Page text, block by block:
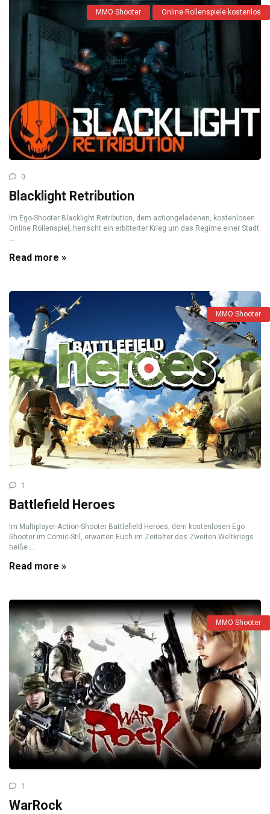
MMO Shooter Online Rollenspiele kostenlos
0
Blacklight Retribution
Im Ego-Shooter Blacklight Retribution, dem actiongeladenen, kostenlosen
Online Rollenspiel, herrscht ein erbitterter Krieg um das Regime einer Stadt.
...
Read more »
MMO Shooter
1
Battlefield Heroes
Im Multiplayer-Action-Shooter Battlefield Heroes, dem kostenlosen Ego
Shooter im Comic-Stil, erwarten Euch im Zeitalter des Zweiten Weltkriegs
heiße ...
Read more »
MMO Shooter
1
WarRock